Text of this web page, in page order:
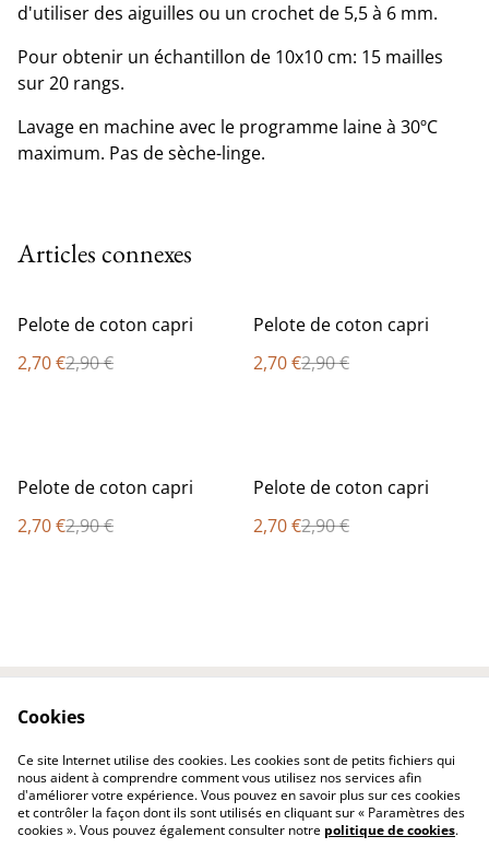
d'utiliser des aiguilles ou un crochet de 5,5 à 6 mm.
Pour obtenir un échantillon de 10x10 cm: 15 mailles
sur 20 rangs.
Lavage en machine avec le programme laine à 30ºC
maximum. Pas de sèche-linge.
Articles connexes
%
Pelote de coton capri
2,70 €2,90 €
%
Pelote de coton capri
2,70 €2,90 €
%
Pelote de coton capri
2,70 €2,90 €
%
Pelote de coton capri
2,70 €2,90 €
Politique de
confidentialité
Politique de cookies
Cookies
Ce site Internet utilise des cookies. Les cookies sont de petits fichiers qui
nous aident à comprendre comment vous utilisez nos services afin
d'améliorer votre expérience. Vous pouvez en savoir plus sur ces cookies
et contrôler la façon dont ils sont utilisés en cliquant sur « Paramètres des
cookies ». Vous pouvez également consulter notre politique de cookies.